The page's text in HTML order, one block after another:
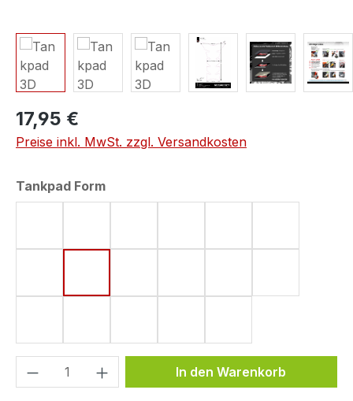
17,95 €
Preise inkl. MwSt. zzgl. Versandkosten
Tankpad Formauswählen
Produkt Anzahl: Gib denIn den Warenkorb